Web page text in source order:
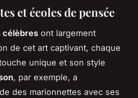
et écoles de pensée
célèbres ont largement
de cet art captivant, chaque
unique et son style
, par exemple, a
des marionnettes avec ses